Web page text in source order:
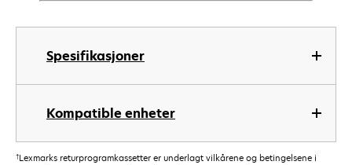
Spesifikasjoner
Kompatible enheter
†Lexmarks returprogramkassetter er underlagt vilkårene og betingelsene i